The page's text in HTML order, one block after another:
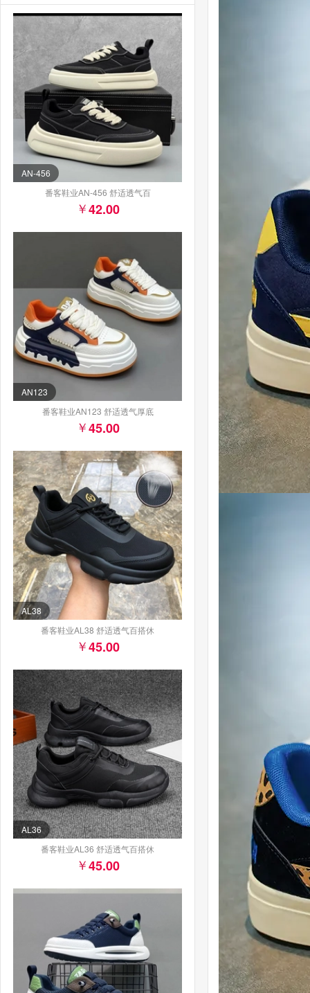
AN-456
番客鞋业AN-456 舒适透气百
42.00
AN123
番客鞋业AN123 舒适透气厚底
45.00
AL38
番客鞋业AL38 舒适透气百搭休
45.00
AL36
番客鞋业AL36 舒适透气百搭休
45.00